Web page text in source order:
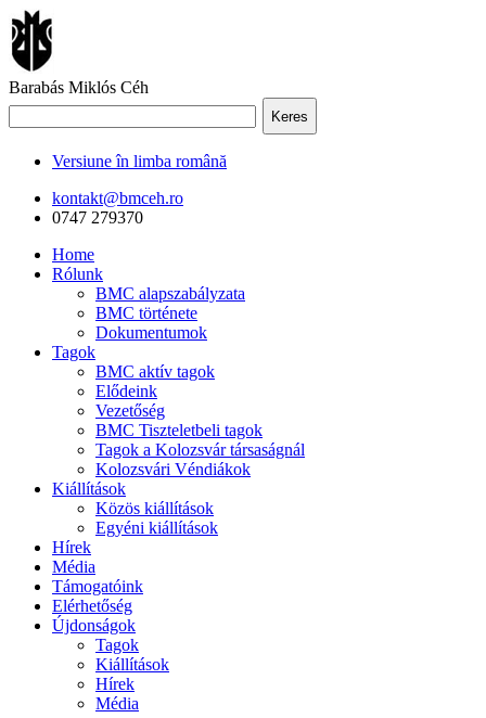
Barabás Miklós Céh
Keres
Versiune în limba română
kontakt@bmceh.ro
0747 279370
Home
Rólunk
BMC alapszabályzata
BMC története
Dokumentumok
Tagok
BMC aktív tagok
Elődeink
Vezetőség
BMC Tiszteletbeli tagok
Tagok a Kolozsvár társaságnál
Kolozsvári Véndiákok
Kiállítások
Közös kiállítások
Egyéni kiállítások
Hírek
Média
Támogatóink
Elérhetőség
Újdonságok
Tagok
Kiállítások
Hírek
Média